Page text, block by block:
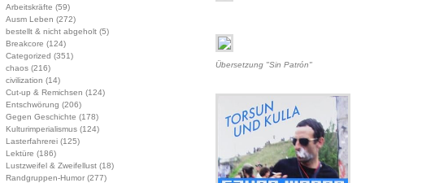
Arbeitskräfte (59)
Ausm Leben (272)
bestellt & nicht abgeholt(5)
Breakcore (124)
Categorized (351)
chaos(216)
civilization (14)
Cut-up & Remichsen (124)
Entschwörung (206)
Gegen Geschichte (178)
Kulturimperialismus(124)
Lasterfahrerei(125)
Lektüre (186)
Lustzweifel & Zweifellust(18)
Randgruppen-Humor(277)
Übersetzung "Sin Patrón"